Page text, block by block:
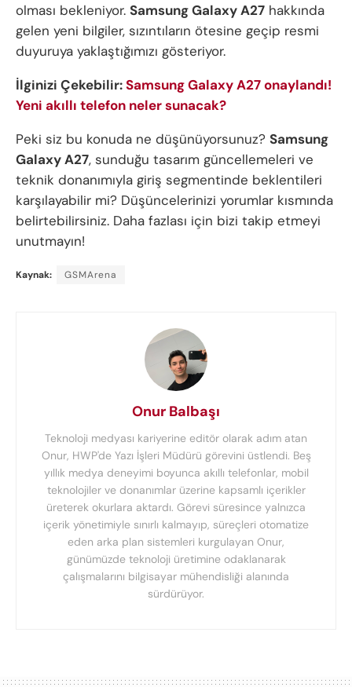
olması bekleniyor. Samsung Galaxy A27 hakkında
gelen yeni bilgiler, sızıntıların ötesine geçip resmi
duyuruya yaklaştığımızı gösteriyor.
İlginizi Çekebilir:Samsung Galaxy A27 onaylandı!
Yeni akıllı telefon neler sunacak?
Peki siz bu konuda ne düşünüyorsunuz? Samsung
Galaxy A27, sunduğu tasarım güncellemeleri ve
teknik donanımıyla giriş segmentinde beklentileri
karşılayabilir mi? Düşüncelerinizi yorumlar kısmında
belirtebilirsiniz. Daha fazlası için bizi takip etmeyi
unutmayın!
Kaynak: GSMArena
Onur Balbaşı
Teknoloji medyası kariyerine editör olarak adım atan
Onur, HWP'de Yazı İşleri Müdürü görevini üstlendi. Beş
yıllık medya deneyimi boyunca akıllı telefonlar, mobil
teknolojiler ve donanımlar üzerine kapsamlı içerikler
üreterek okurlara aktardı. Görevi süresince yalnızca
içerik yönetimiyle sınırlı kalmayıp, süreçleri otomatize
eden arka plan sistemleri kurgulayan Onur,
günümüzde teknoloji üretimine odaklanarak
çalışmalarını bilgisayar mühendisliği alanında
sürdürüyor.